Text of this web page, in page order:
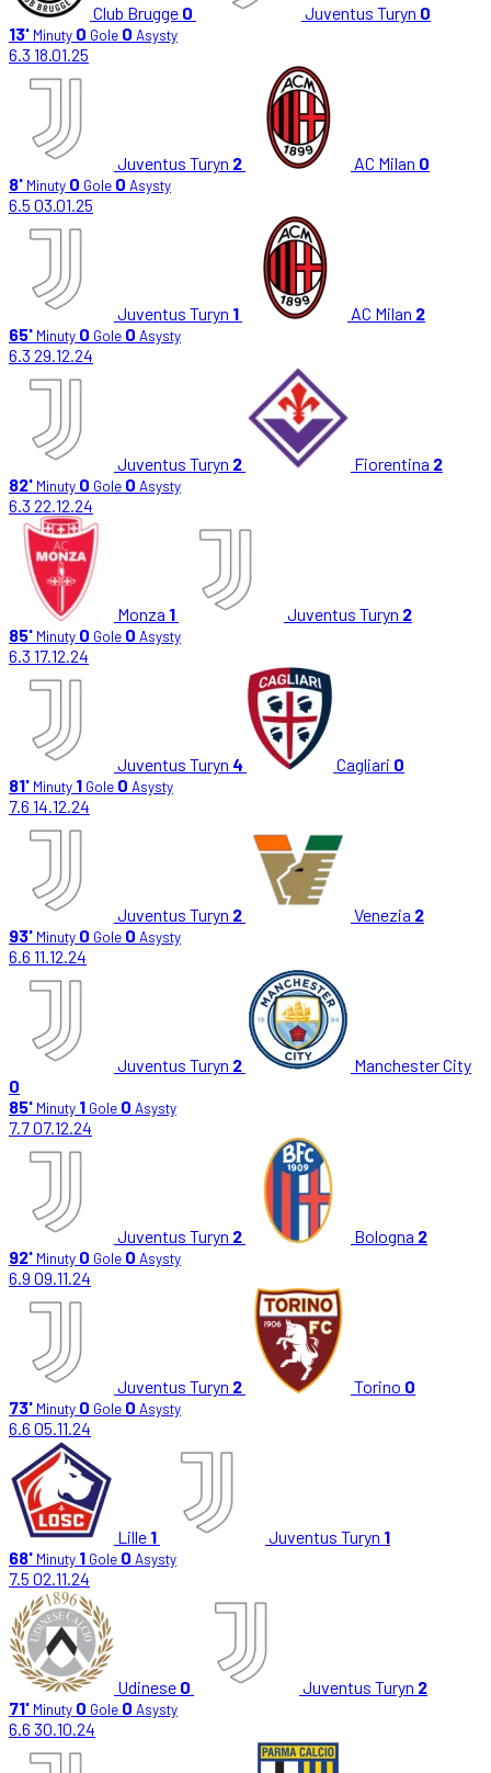
Club Brugge 0 Juventus Turyn 0
13' Minuty 0 Gole 0 Asysty
6.3 18.01.25
Juventus Turyn 2 AC Milan 0
8' Minuty 0 Gole 0 Asysty
6.5 03.01.25
Juventus Turyn 1 AC Milan 2
65' Minuty 0 Gole 0 Asysty
6.3 29.12.24
Juventus Turyn 2 Fiorentina 2
82' Minuty 0 Gole 0 Asysty
6.3 22.12.24
Monza 1 Juventus Turyn 2
85' Minuty 0 Gole 0 Asysty
6.3 17.12.24
Juventus Turyn 4 Cagliari 0
81' Minuty 1 Gole 0 Asysty
7.6 14.12.24
Juventus Turyn 2 Venezia 2
93' Minuty 0 Gole 0 Asysty
6.6 11.12.24
Juventus Turyn 2
Manchester City
0
85' Minuty 1 Gole 0 Asysty
7.707.12.24
Juventus Turyn 2 Bologna 2
92' Minuty 0 Gole 0 Asysty
6.9 09.11.24
Juventus Turyn 2 Torino 0
73' Minuty 0 Gole 0 Asysty
6.6 05.11.24
Lille 1 Juventus Turyn 1
68' Minuty 1 Gole 0 Asysty
7.5 02.11.24
Udinese 0 Juventus Turyn 2
71' Minuty 0 Gole 0 Asysty
6.6 30.10.24